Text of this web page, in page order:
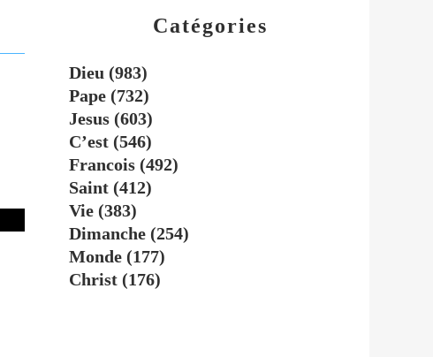
Catégories
Dieu (983)
Pape (732)
Jesus (603)
C’est (546)
Francois (492)
Saint (412)
Vie (383)
Dimanche (254)
Monde (177)
Christ (176)